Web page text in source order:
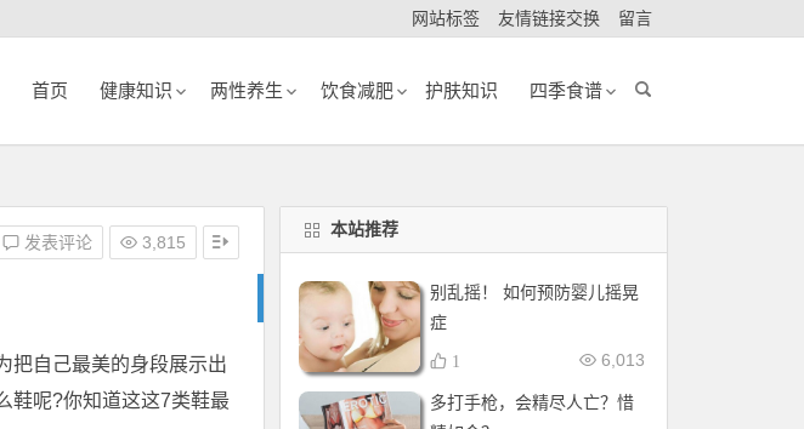
网站标签 友情链接交换 留言
首页 健康知识 两性养生 饮食减肥 护肤知识 四季食谱
发表评论 3,815
把自己最美的身段展示出
鞋呢?你知道这这7类鞋最
本站推荐
别乱摇！ 如何预防婴儿摇晃
症
6,013
1
多打手枪，会精尽人亡？惜